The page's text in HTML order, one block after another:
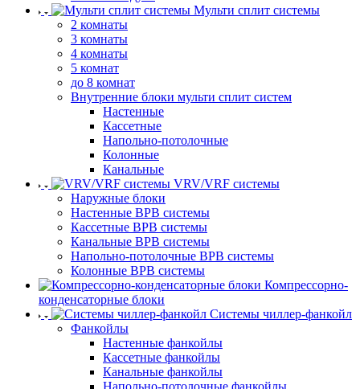
Мульти сплит системы
2 комнаты
3 комнаты
4 комнаты
5 комнат
до 8 комнат
Внутренние блоки мульти сплит систем
Настенные
Кассетные
Напольно-потолочные
Колонные
Канальные
VRV/VRF системы
Наружные блоки
Настенные ВРВ системы
Кассетные ВРВ системы
Канальные ВРВ системы
Напольно-потолочные ВРВ системы
Колонные ВРВ системы
Компрессорно-
конденсаторные блоки
Системы чиллер-фанкойл
Фанкойлы
Настенные фанкойлы
Кассетные фанкойлы
Канальные фанкойлы
Напольно-потолочные фанкойлы